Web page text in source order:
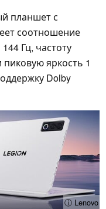
планшет с
соотношение
Гц, частоту
пиковую яркость 1
Dolby
ⓘ Lenovo